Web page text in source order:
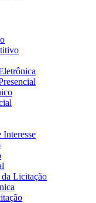
Interesse
Licitação